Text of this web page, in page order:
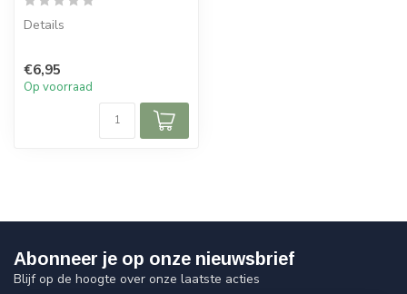
Details
Hoogte: 7,5 cm
Afmeting: 13 cm x 6 cm
€6,95
Op voorraad
Abonneer je op onze nieuwsbrief
Blijf op de hoogte over onze laatste acties